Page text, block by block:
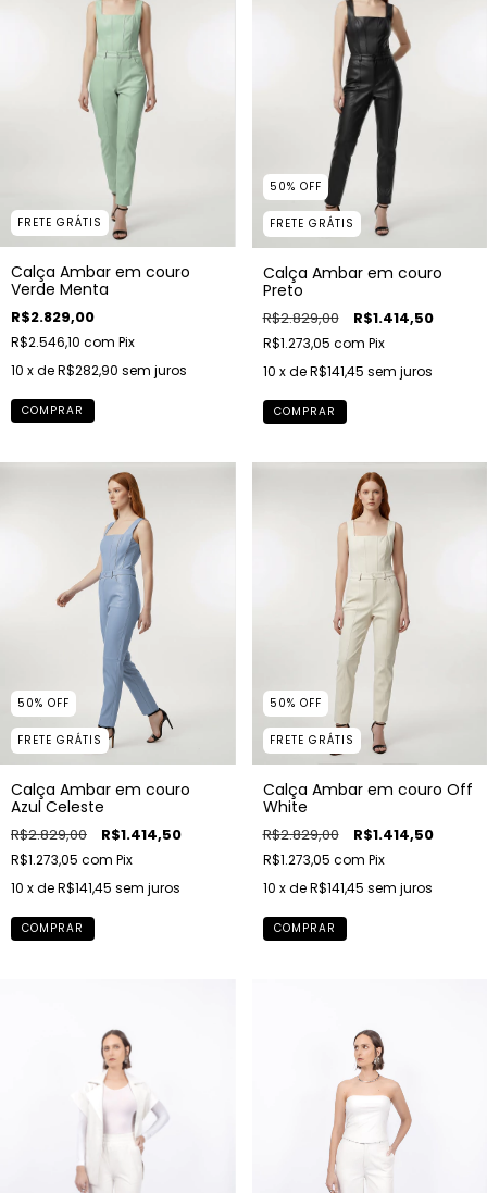
FRETE GRÁTIS
Calça Ambar em couro
Verde Menta
R$2.829,00
R$2.546,10 com Pix
10 x deR$282,90 sem juros
COMPRAR
50% OFF
FRETE GRÁTIS
Calça Ambar em couro
Preto
R$2.829,00 R$1.414,50
R$1.273,05 com Pix
10 x deR$141,45 sem juros
COMPRAR
50% OFF
FRETE GRÁTIS
Calça Ambar em couro
Azul Celeste
R$2.829,00 R$1.414,50
R$1.273,05 com Pix
10 x deR$141,45 sem juros
COMPRAR
50% OFF
FRETE GRÁTIS
Calça Ambar em couro Off
White
R$2.829,00 R$1.414,50
R$1.273,05 com Pix
10 x deR$141,45 sem juros
COMPRAR